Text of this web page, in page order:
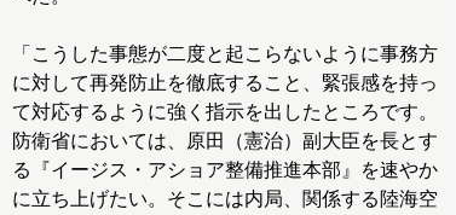
「こうした事態が二度と起こらないように事務方
に対して再発防止を徹底すること、緊張感を持っ
て対応するように強く指示を出したところです。
防衛省においては、原田（憲治）副大臣を長とす
る『イージス・アショア整備推進本部』を速やか
に立ち上げたい。そこには内局、関係する陸海空